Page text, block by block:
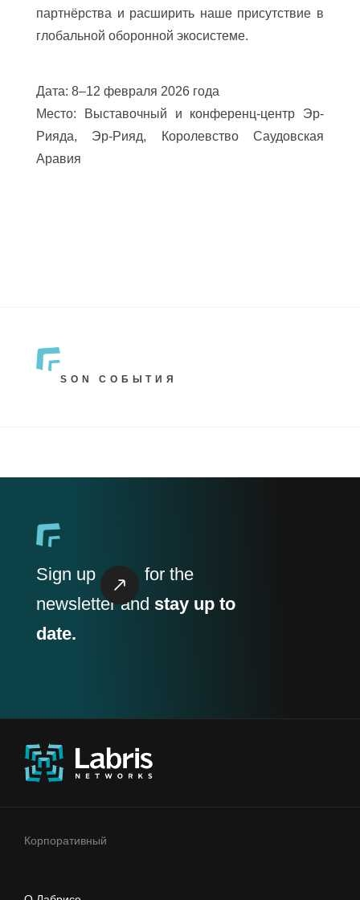
партнёрства и расширить наше присутствие в
глобальной оборонной экосистеме.
Дата: 8–12 февраля 2026 года
Место: Выставочный и конференц-центр Эр-
Рияда, Эр-Рияд, Королевство Саудовская
Аравия
SON СОБЫТИЯ
Sign up
for the
newsletter and stay up to
date.
Корпоративный